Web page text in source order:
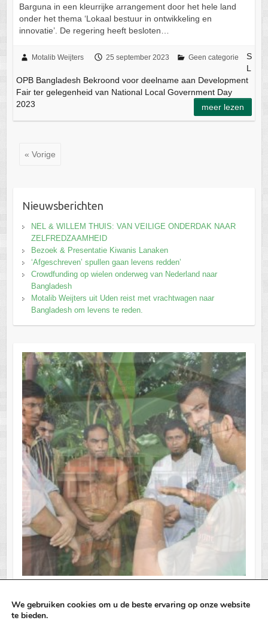
Barguna in een kleurrijke arrangement door het hele land
onder het thema ‘Lokaal bestuur in ontwikkeling en
innovatie’. De regering heeft besloten…
Motalib Weijters 25 september 2023 Geen categorie
S
L
OPB Bangladesh Bekroond voor deelname aan Development
Fair ter gelegenheid van National Local Government Day
2023
meer lezen
« Vorige
Nieuwsberichten
NEL & WILLEM THUIS: VAN VEILIGE ONDERDAK NAAR
ZELFREDZAAMHEID
Bezoek & Presentatie Kiwanis Lanaken
‘Afgeschreven’ spullen gaan levens redden’
Crowdfunding op wielen onderweg van Nederland naar
Bangladesh
Motalib Weijters uit Uden reist met vrachtwagen naar
Bangladesh om levens te reden.
We gebruiken cookies om u de beste ervaring op onze website
te bieden.